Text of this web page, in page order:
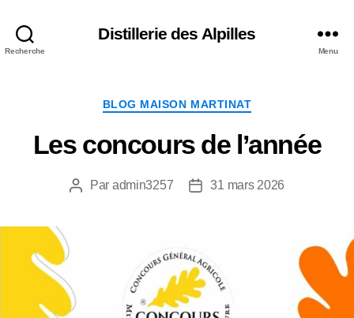
Recherche
Distillerie des Alpilles
Menu
Catégories
BLOG MAISON MARTINAT
Les concours de l’année
Auteur
Par admin3257
Date31 mars 2026